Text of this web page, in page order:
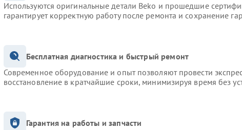
Используются оригинальные детали Beko и прошедшие
гарантирует корректную работу после ремонта и сохранение
Бесплатная диагностика и быстрый ремонт
Современное оборудование и опыт позволяют провести
восстановление в кратчайшие сроки, минимизируя время без
Гарантия на работы и запчасти